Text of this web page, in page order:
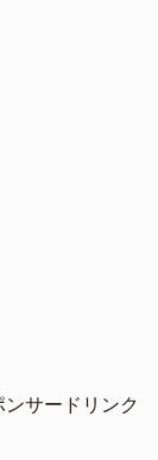
ンサードリンク